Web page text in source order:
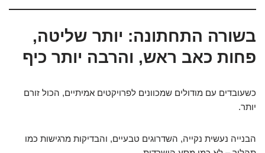
בשורה התחתונה: יותר שליטה,
פחות כאב ראש, והרבה יותר כיף
כשעובדים עם מודולים שמכוונים לפרויקטים אמיתיים, הכול זורם
יותר.
הבנייה נעשית נקייה, השדרוגים טבעיים, והבדיקות מרגישות כמו